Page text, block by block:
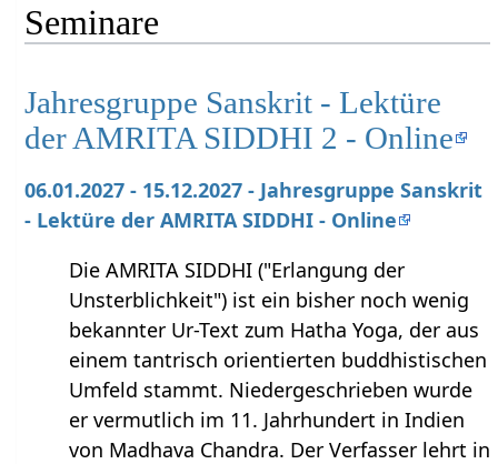
Seminare
Jahresgruppe Sanskrit - Lektüre
der AMRITA SIDDHI 2 - Online
06.01.2027 - 15.12.2027 - Jahresgruppe Sanskrit
- Lektüre der AMRITA SIDDHI - Online
Die AMRITA SIDDHI ("Erlangung der
Unsterblichkeit") ist ein bisher noch wenig
bekannter Ur-Text zum Hatha Yoga, der aus
einem tantrisch orientierten buddhistischen
Umfeld stammt. Niedergeschrieben wurde
er vermutlich im 11. Jahrhundert in Indien
von Madhava Chandra. Der Verfasser lehrt in